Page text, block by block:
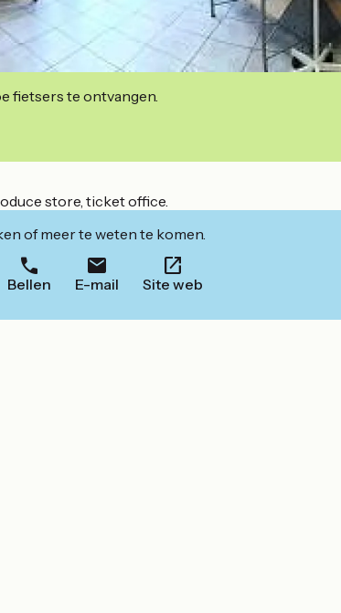
fietsers te ontvangen.
store, ticket office.
of meer te weten te komen.
Bellen E-mail Site web